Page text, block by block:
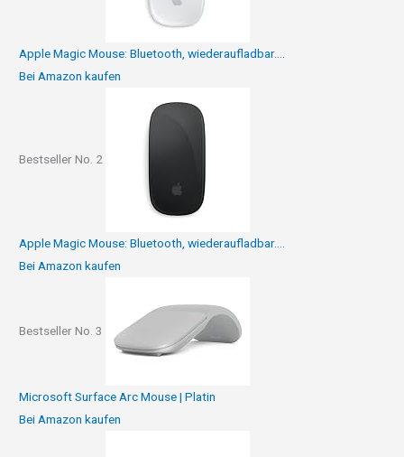
Apple Magic Mouse: Bluetooth, wiederaufladbar....
Bei Amazon kaufen
Bestseller No. 2
Apple Magic Mouse: Bluetooth, wiederaufladbar....
Bei Amazon kaufen
Bestseller No. 3
Microsoft Surface Arc Mouse | Platin
Bei Amazon kaufen